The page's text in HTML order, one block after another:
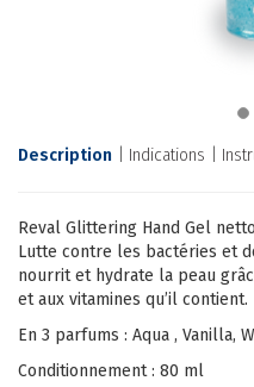
Description Indications
Reval Glittering Hand Gel
Lutte contre les bactéries et
nourrit et hydrate la peau
et aux vitamines qu’il contient.
En 3 parfums : Aqua , Vanilla,
Conditionnement : 80 ml